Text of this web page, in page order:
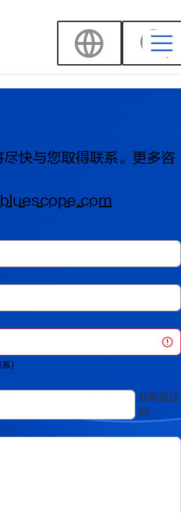
快与您取得联系。更多咨
系)
获取验证
码